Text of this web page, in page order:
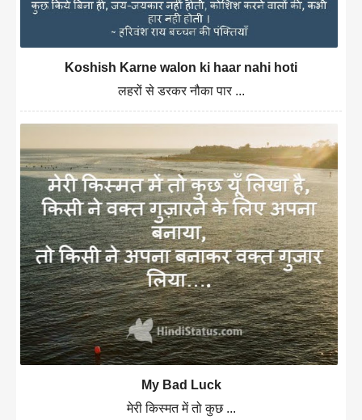
Koshish Karne walon ki haar nahi hoti
लहरों से डरकर नौका पार ...
My Bad Luck
मेरी किस्मत में तो कुछ ...